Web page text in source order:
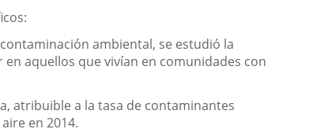
ambiental, se estudió la
aquellos que vivían en comunidades con
atribuible a la tasa de contaminantes
en 2014.